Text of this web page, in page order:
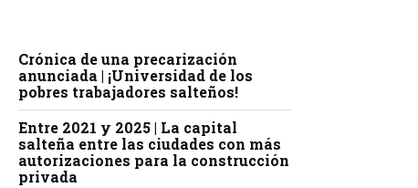
Crónica de una precarización
anunciada | ¡Universidad de los
pobres trabajadores salteños!
Entre 2021 y 2025 | La capital
salteña entre las ciudades con más
autorizaciones para la construcción
privada